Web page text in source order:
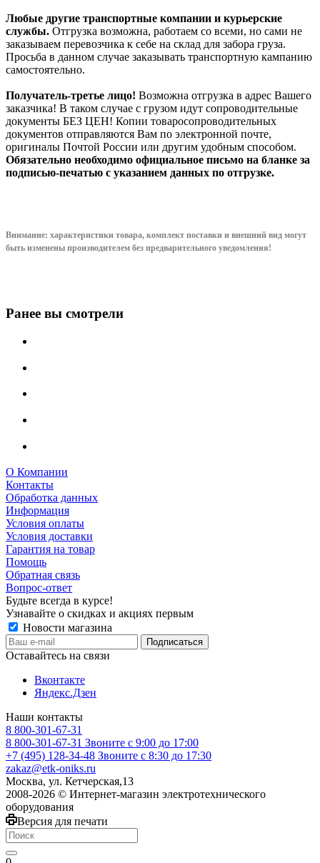
Любые другие транспортные компании и курьерские
службы. Отгрузка возможна, работаем со всеми, но сами не
заказываем перевозчика к себе на склад для забора груза.
Просьба в данном случае заказывать транспортную кампанию
самостоятельно.
Получатель-третье лицо! Возможна отгрузка в адрес Вашего
заказчика! В таком случае с грузом идут сопроводительные
документы БЕЗ ЦЕН! Копии товаросопроводительных
документов отправляются Вам по электронной почте,
оригиналы Почтой России или другим удобным способом.
Обязательно необходимо официальное письмо на бланке за
подписью-печатью с указанием данных по отгрузке.
Внимание: характеристики товара, комплект поставки и внешний вид могут
быть изменены производителем без предварительного уведомления!
Ранее вы смотрели
О Компании
Контакты
Обработка данных
Информация
Условия оплаты
Условия доставки
Гарантия на товар
Помощь
Обратная связь
Вопрос-ответ
Будьте всегда в курсе!
Узнавайте о скидках и акциях первым
Новости магазина
Оставайтесь на связи
Вконтакте
Яндекс.Дзен
Наши контакты
8 800-301-67-31
8 800-301-67-31 Звоните с 9:00 до 17:00
+7 (495) 128-34-48 Звоните с 8:30 до 17:30
zakaz@etk-oniks.ru
Москва, ул. Кетчерская,13
2008-2026 © Интернет-магазин электротехнического
оборудования
Версия для печати